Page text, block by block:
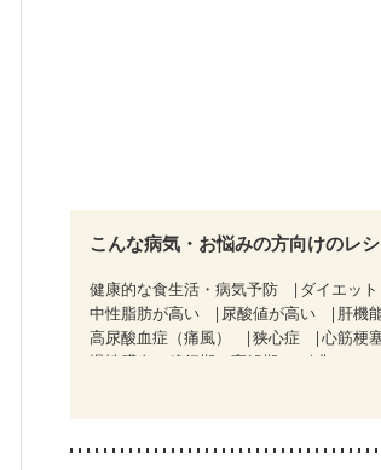
こんな病気・お悩みの方向けのレ
健康的な食生活・病気予防 ダイエット
中性脂肪が高い
尿酸値が高い 肝機
高尿酸血症（痛風）
狭心症 心筋梗
慢性膵炎（移行期・寛解期）
非アル
乳がん治療を終えた方・経過観察中の方